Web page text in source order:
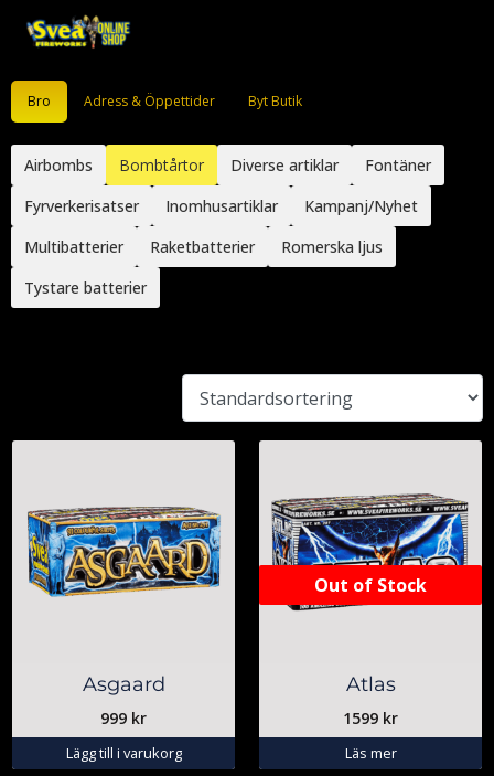
Bro Adress & Öppettider Byt Butik
Airbombs Bombtårtor Diverse artiklar
Fontäner
Fyrverkerisatser
Inomhusartiklar
Kampanj/Nyhet
Multibatterier
Raketbatterier
Romerska ljus
Tystare batterier
Asgaard
999 kr
Lägg till i varukorg
Out of Stock
Atlas
1599 kr
Läs mer